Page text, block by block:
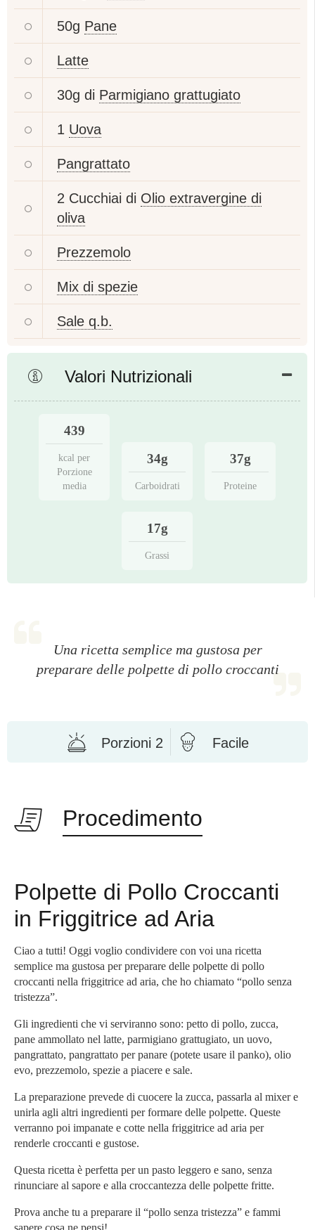
50g Pane
Latte
30g di Parmigiano grattugiato
1 Uova
Pangrattato
2 Cucchiai di Olio extravergine di
oliva
Prezzemolo
Mix di spezie
Sale q.b.
Valori Nutrizionali
439
kcal per
Porzione
media
34g
Carboidrati
37g
Proteine
17g
Grassi
Una ricetta semplice ma gustosa per
preparare delle polpette di pollo croccanti
Porzioni 2 Facile
Procedimento
Polpette di Pollo Croccanti
in Friggitrice ad Aria
Ciao a tutti! Oggi voglio condividere con voi una ricetta
semplice ma gustosa per preparare delle polpette di pollo
croccanti nella friggitrice ad aria, che ho chiamato “pollo senza
tristezza”.
Gli ingredienti che vi serviranno sono: petto di pollo, zucca,
pane ammollato nel latte, parmigiano grattugiato, un uovo,
pangrattato, pangrattato per panare (potete usare il panko), olio
evo, prezzemolo, spezie a piacere e sale.
La preparazione prevede di cuocere la zucca, passarla al mixer e
unirla agli altri ingredienti per formare delle polpette. Queste
verranno poi impanate e cotte nella friggitrice ad aria per
renderle croccanti e gustose.
Questa ricetta è perfetta per un pasto leggero e sano, senza
rinunciare al sapore e alla croccantezza delle polpette fritte.
Prova anche tu a preparare il “pollo senza tristezza” e fammi